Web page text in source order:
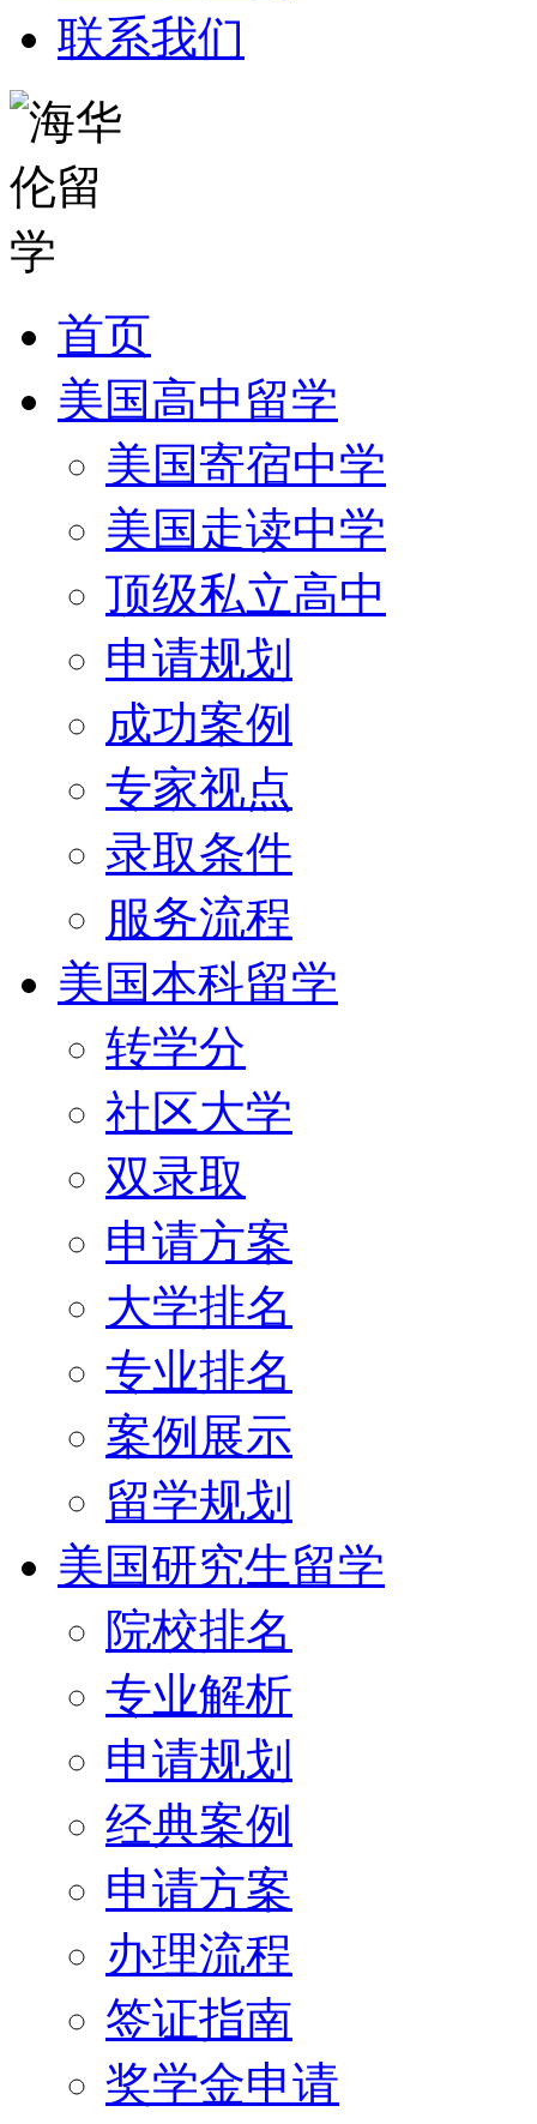
联系我们
首页
美国高中留学
美国寄宿中学
美国走读中学
顶级私立高中
申请规划
成功案例
专家视点
录取条件
服务流程
美国本科留学
转学分
社区大学
双录取
申请方案
大学排名
专业排名
案例展示
留学规划
美国研究生留学
院校排名
专业解析
申请规划
经典案例
申请方案
办理流程
签证指南
奖学金申请